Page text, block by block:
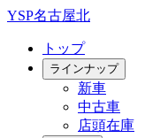
YSP名古屋北
トップ
ラインナップ
新車
中古車
店頭在庫